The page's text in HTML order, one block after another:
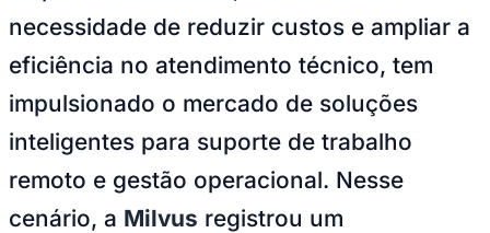
Copa América
Premier League
La Liga
Bundesliga
Mundial 2026
necessidade de reduzir custos e ampliar a
eficiência no atendimento técnico, tem
impulsionado o mercado de soluções
inteligentes para suporte de trabalho
remoto e gestão operacional. Nesse
cenário, a Milvus registrou um